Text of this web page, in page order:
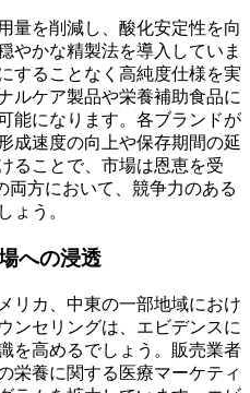
量を削減し、酸化安定性を向
やかな精製法を導入していま
することなく高純度仕様を実
ルケア製品や栄養補助食品に
能になります。各ブランドが
成速度の向上や保存期間の延
ることで、市場は恩恵を受
両方において、競争力のある
ょう。
への浸透
リカ、中東の一部地域におけ
ンセリングは、エビデンスに
を高めるでしょう。販売業者
栄養に関する医療マーケティ